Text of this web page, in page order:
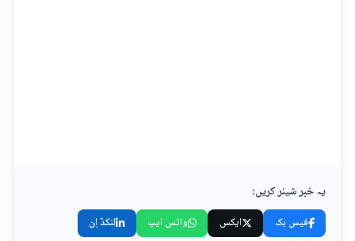
یہ خبر شیئر کریں:
فیس بک ایکس واٹس ایپ لنکڈ اِن